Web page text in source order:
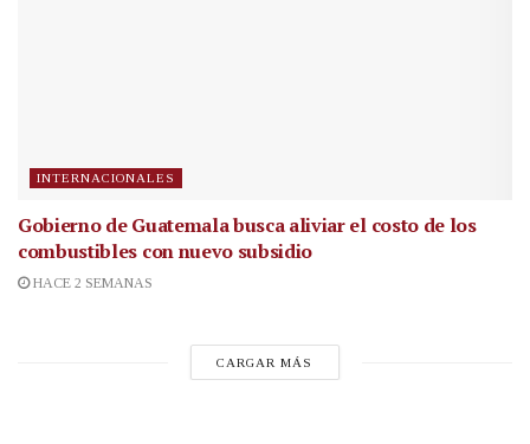
INTERNACIONALES
Gobierno de Guatemala busca aliviar el costo de los
combustibles con nuevo subsidio
HACE 2 SEMANAS
CARGAR MÁS